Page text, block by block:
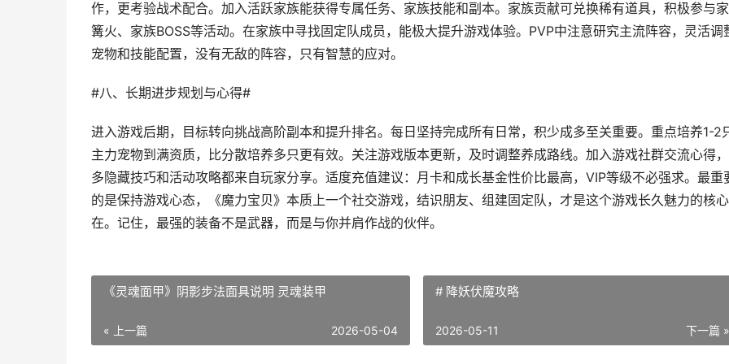
作，更考验战术配合。加入活跃家族能获得专属任务、家族技能和副本。家族贡献可兑换稀有道具，积极参与
篝火、家族BOSS等活动。在家族中寻找固定队成员，能极大提升游戏体验。PVP中注意研究主流阵容，灵活调
宠物和技能配置，没有无敌的阵容，只有智慧的应对。
#八、长期进步规划与心得#
进入游戏后期，目标转向挑战高阶副本和提升排名。每日坚持完成所有日常，积少成多至关重要。重点培养1-2
主力宠物到满资质，比分散培养多只更有效。关注游戏版本更新，及时调整养成路线。加入游戏社群交流心得
多隐藏技巧和活动攻略都来自玩家分享。适度充值建议：月卡和成长基金性价比最高，VIP等级不必强求。最重
的是保持游戏心态，《魔力宝贝》本质上一个社交游戏，结识朋友、组建固定队，才是这个游戏长久魅力的核
在。记住，最强的装备不是武器，而是与你并肩作战的伙伴。
《灵魂面甲》阴影步法面具说明 灵魂装甲
« 上一篇 2026-05-04
# 降妖伏魔攻略
下一篇 »
2026-05-11